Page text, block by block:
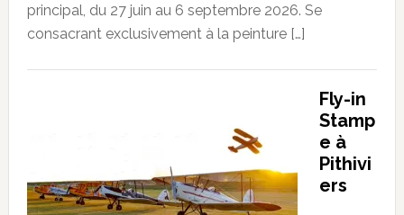
principal, du 27 juin au 6 septembre 2026. Se
consacrant exclusivement à la peinture […]
Fly-in
Stamp
e à
Pithivi
ers